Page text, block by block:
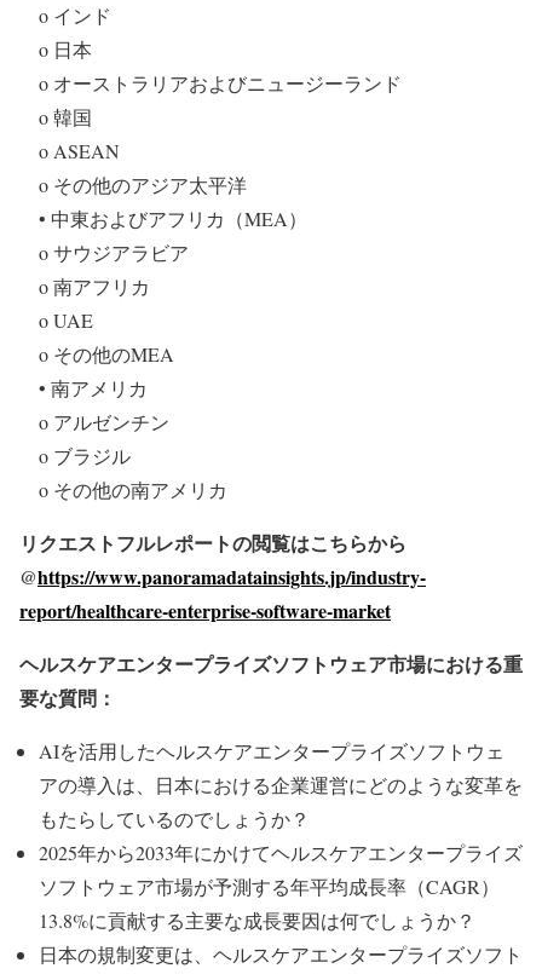
o インド
o 日本
o オーストラリアおよびニュージーランド
o 韓国
o ASEAN
o その他のアジア太平洋
• 中東およびアフリカ（MEA）
o サウジアラビア
o 南アフリカ
o UAE
o その他のMEA
• 南アメリカ
o アルゼンチン
o ブラジル
o その他の南アメリカ
リクエストフルレポートの閲覧はこちらから
@https://www.panoramadatainsights.jp/industry-
report/healthcare-enterprise-software-market
ヘルスケアエンタープライズソフトウェア市場における重
要な質問：
AIを活用したヘルスケアエンタープライズソフトウェ
アの導入は、日本における企業運営にどのような変革を
もたらしているのでしょうか？
2025年から2033年にかけてヘルスケアエンタープライズ
ソフトウェア市場が予測する年平均成長率（CAGR）
13.8%に貢献する主要な成長要因は何でしょうか？
日本の規制変更は、ヘルスケアエンタープライズソフト